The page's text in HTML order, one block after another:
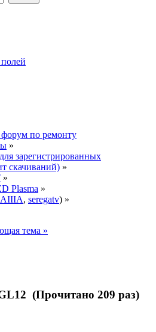
по ремонту
»
зарегистрированных
скачиваний) »
»
Plasma »
, seregatv) »
тема »
(Прочитано 209 раз)